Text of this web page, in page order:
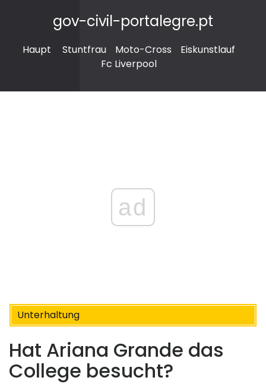
gov-civil-portalegre.pt
Haupt Stuntfrau Moto-Cross
Eiskunstlauf
Fc Liverpool
ad
Unterhaltung
Hat Ariana Grande das
College besucht?